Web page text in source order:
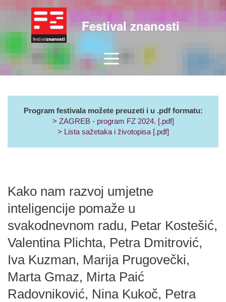
Festival znanosti
Program festivala možete preuzeti i u .pdf formatu:
> ZAGREB - program FZ 2024. [.pdf]
> Lista sažetaka i životopisa [.pdf]
Kako nam razvoj umjetne
inteligencije pomaže u
svakodnevnom radu, Petar Kostešić,
Valentina Plichta, Petra Dmitrović,
Iva Kuzman, Marija Prugovečki,
Marta Gmaz, Mirta Paić
Radovniković, Nina Kukoč, Petra